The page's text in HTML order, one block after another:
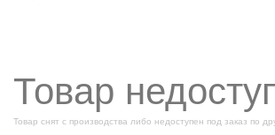
Товар
Товар снят с производства либо недоступен под заказ по